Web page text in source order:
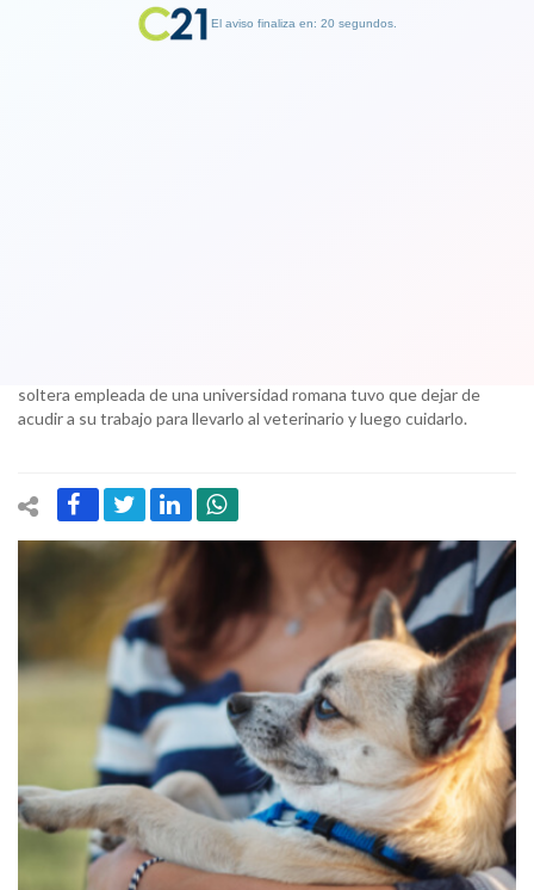
soltera empleada de una universidad romana tuvo que dejar de
acudir a su trabajo para llevarlo al veterinario y luego cuidarlo.
El aviso finaliza en: 19 segundos.